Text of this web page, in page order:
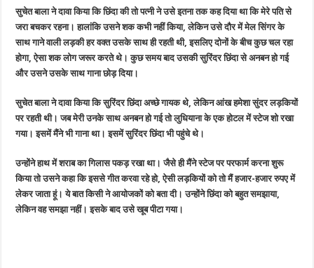
सुचेत बाला ने दावा किया कि छिंदा की तो पत्नी ने उसे इतना तक कह दिया था कि मेरे पति से
जरा बचकर रहना। हालांकि उसने शक कभी नहीं किया, लेकिन उसे दौर में मेल सिंगर के
साथ गाने वाली लड़की हर वक्त उसके साथ ही रहती थी, इसलिए दोनों के बीच कुछ चल रहा
होगा, ऐसा शक लोग जरूर करते थे। कुछ समय बाद उसकी सुरिंदर छिंदा से अनबन हो गई
और उसने उसके साथ गाना छोड़ दिया।
सुचेत बाला ने दावा किया कि सुरिंदर छिंदा अच्छे गायक थे, लेकिन आंख हमेशा सुंदर लड़कियों
पर रहती थी। जब मेरी उनके साथ अनबन हो गई तो लुधियाना के एक होटल में स्टेज शो रखा
गया। इसमें मैंने भी गाना था। इसमें सुरिंदर छिंदा भी पहुंचे थे।
उन्होंने हाथ में शराब का गिलास पकड़ रखा था। जैसे ही मैंने स्टेज पर परफार्म करना शुरू
किया तो उसने कहा कि इससे गीत करवा रहे हो, ऐसी लड़कियों को तो मैं हजार-हजार रुपए में
लेकर जाता हूं। ये बात किसी ने आयोजकों को बता दी। उन्होंने छिंदा को बहुत समझाया,
लेकिन वह समझा नहीं। इसके बाद उसे खूब पीटा गया।